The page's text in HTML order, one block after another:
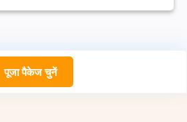
पूजा पैकेज चुनें